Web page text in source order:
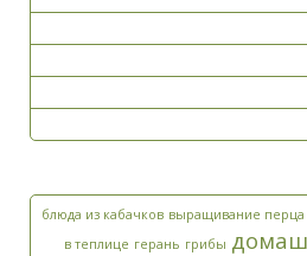
блюда из кабачков выращивание перца
в теплице герань грибы